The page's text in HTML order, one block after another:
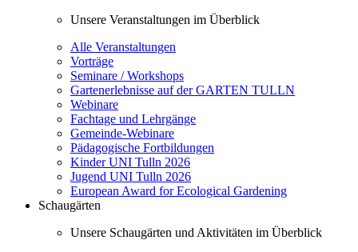
Unsere Veranstaltungen im Überblick
Alle Veranstaltungen
Vorträge
Seminare / Workshops
Gartenerlebnisse auf der GARTEN TULLN
Webinare
Fachtage und Lehrgänge
Gemeinde-Webinare
Pädagogische Fortbildungen
Kinder UNI Tulln 2026
Jugend UNI Tulln 2026
European Award for Ecological Gardening
Schaugärten
Unsere Schaugärten und Aktivitäten im Überblick